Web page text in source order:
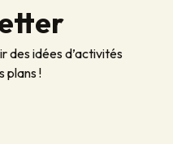
des idées d’activités
plans !